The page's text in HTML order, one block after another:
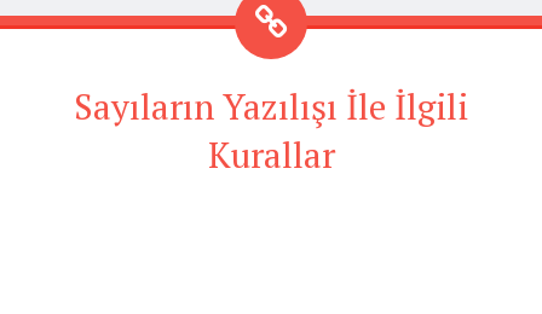
Sayıların Yazılışı İle İlgili
Kurallar